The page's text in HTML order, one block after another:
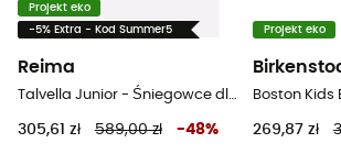
Projekt eko
-5% Extra - Kod Summer5
Reima
305,61 zł 589,00 zł -48%
Projekt eko
269,87 zł